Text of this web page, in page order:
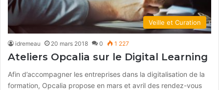
Veille et Curation
idremeau 20 mars 2018 0 1 227
Ateliers Opcalia sur le Digital Learning
Afin d’accompagner les entreprises dans la digitalisation de la
formation, Opcalia propose en mars et avril des rendez-vous